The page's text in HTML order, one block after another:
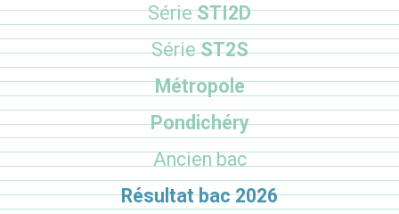
SérieSTI2D
SérieST2S
Métropole
Pondichéry
Ancien bac
Résultat bac 2026